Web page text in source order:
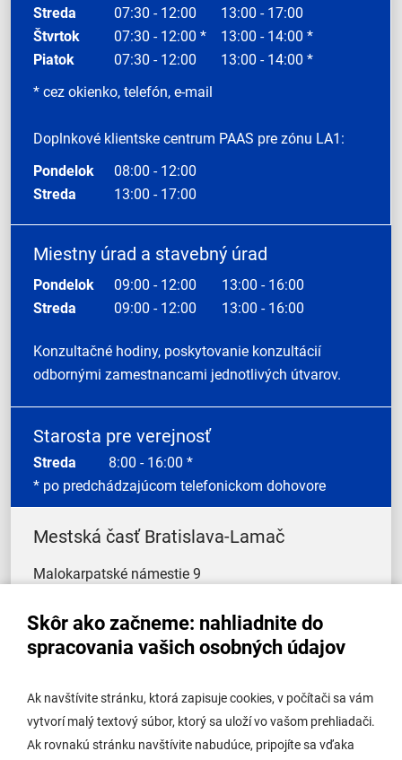
Skôr ako začneme: nahliadnite do
spracovania vašich osobných údajov
Ak navštívite stránku, ktorá zapisuje cookies, v počítači sa vám
vytvorí malý textový súbor, ktorý sa uloží vo vašom prehliadači.
Ak rovnakú stránku navštívite nabudúce, pripojíte sa vďaka
Streda
07:30 - 12:00
13:00 - 17:00
Štvrtok
07:30 - 12:00 *
13:00 - 14:00 *
Piatok
07:30 - 12:00
13:00 - 14:00 *
* cez okienko, telefón, e-mail
Doplnkové klientske centrum PAAS pre zónu LA1:
Pondelok
08:00 - 12:00
Streda
13:00 - 17:00
Miestny úrad a stavebný úrad
Pondelok 09:00 - 12:00
13:00 - 16:00
Streda
09:00 - 12:00 13:00 - 16:00
Konzultačné hodiny, poskytovanie konzultácií
odbornými zamestnancami jednotlivých útvarov.
Starosta pre verejnosť
Streda 8:00 - 16:00 *
* po predchádzajúcom telefonickom dohovore
Mestská časť Bratislava-Lamač
Malokarpatské námestie 9
E-mail:info@lamac.sk
Tel:+ 421 2 6478 0065
IČO: 00603414
DIČ: 2020919131
IBAN: SK28 0900 0000 0052 0185 4486